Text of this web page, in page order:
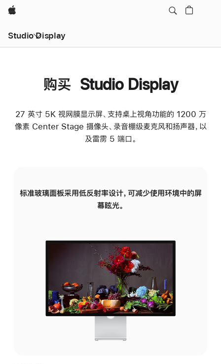
Apple
Studio Display
购买 Studio Display
27 英寸 5K 视网膜显示屏、支持桌上视角功能的 1200 万
像素 Center Stage 摄像头、录音棚级麦克风和扬声器，以
及雷雳 5 端口。
标准玻璃面板采用低反射率设计，可减少使用环境中的屏
幕眩光。